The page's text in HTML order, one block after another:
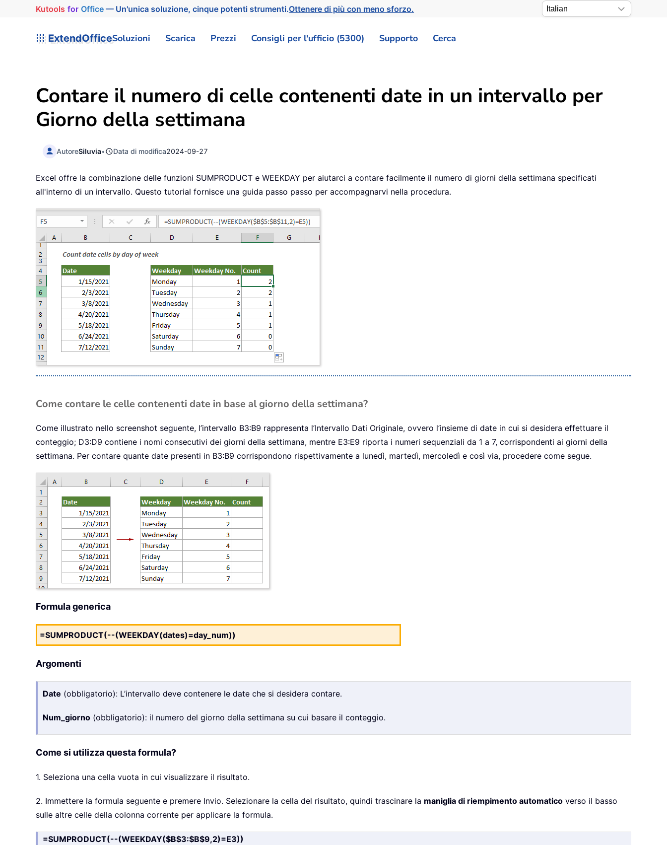
Kutools for Office— Un'unica soluzione, cinque potenti strumenti.Ottenere di più con meno sforzo.
ExtendOfficeSoluzioni Scarica Prezzi Consigli per l'ufficio (5300) Supporto Cerca
Contare il numero di celle contenenti date in un intervallo per
Giorno della settimana
AutoreSiluvia• Data di modifica2024-09-27
Excel offre la combinazione delle funzioni SUMPRODUCT e WEEKDAY per aiutarci a contare facilmente il numero di giorni della settimana specificati
all'interno di un intervallo. Questo tutorial fornisce una guida passo passo per accompagnarvi nella procedura.
Come contare le celle contenenti date in base al giorno della settimana?
Come illustrato nello screenshot seguente, l’intervallo B3:B9 rappresenta l’Intervallo Dati Originale, ovvero l’insieme di date in cui si desidera effettuare il
conteggio; D3:D9 contiene i nomi consecutivi dei giorni della settimana, mentre E3:E9 riporta i numeri sequenziali da 1 a 7, corrispondenti ai giorni della
settimana. Per contare quante date presenti in B3:B9 corrispondono rispettivamente a lunedì, martedì, mercoledì e così via, procedere come segue.
Formula generica
=SUMPRODUCT(--(WEEKDAY(dates)=day_num))
Argomenti
Date (obbligatorio): L’intervallo deve contenere le date che si desidera contare.
Num_giorno (obbligatorio): il numero del giorno della settimana su cui basare il conteggio.
Come si utilizza questa formula?
1. Seleziona una cella vuota in cui visualizzare il risultato.
2. Immettere la formula seguente e premere Invio. Selezionare la cella del risultato, quindi trascinare la maniglia di riempimento automatico verso il basso
sulle altre celle della colonna corrente per applicare la formula.
=SUMPRODUCT(--(WEEKDAY($B$3:$B$9,2)=E3))